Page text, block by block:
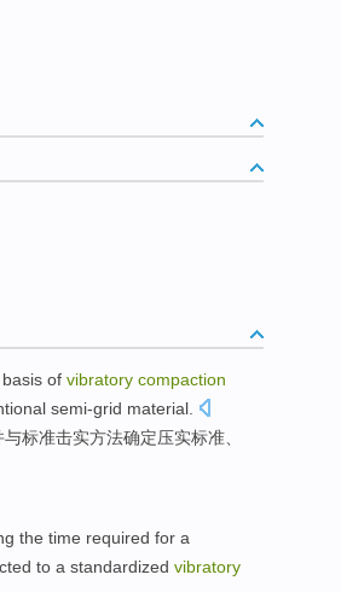
of vibratory compaction
semi-grid material.
与标准击实方法确定压实标准、
the time required for a
to a standardized vibratory